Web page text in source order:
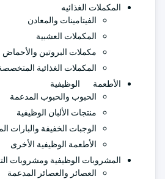
المكملات الغذائيه
الفيتامينات والمعادن
المكملات العشبية
مكملات البروتين والأحماض
المكملات الغذائية
الأطعمة الوظيفية
الحبوب والحبوب المدعمة
منتجات الألبان الوظيفية
الوجبات الخفيفة والبارات
الأطعمة الوظيفية الأخرى
المشروبات الوظيفية ومشروبات
العصائر والعصائر المدعمة